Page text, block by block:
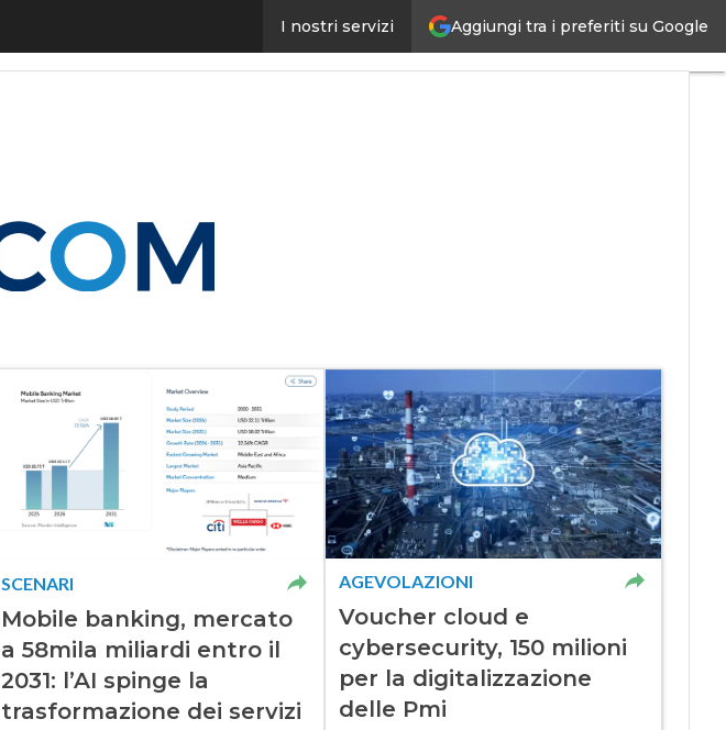
Aggiungi tra i preferiti su Google
I nostri servizi
Intelligenza artificiale
SCENARI
Mobile banking, mercato
a 58mila miliardi entro il
2031: l’AI spinge la
trasformazione dei servizi
AGEVOLAZIONI
Voucher cloud e
cybersecurity, 150 milioni
per la digitalizzazione
delle Pmi